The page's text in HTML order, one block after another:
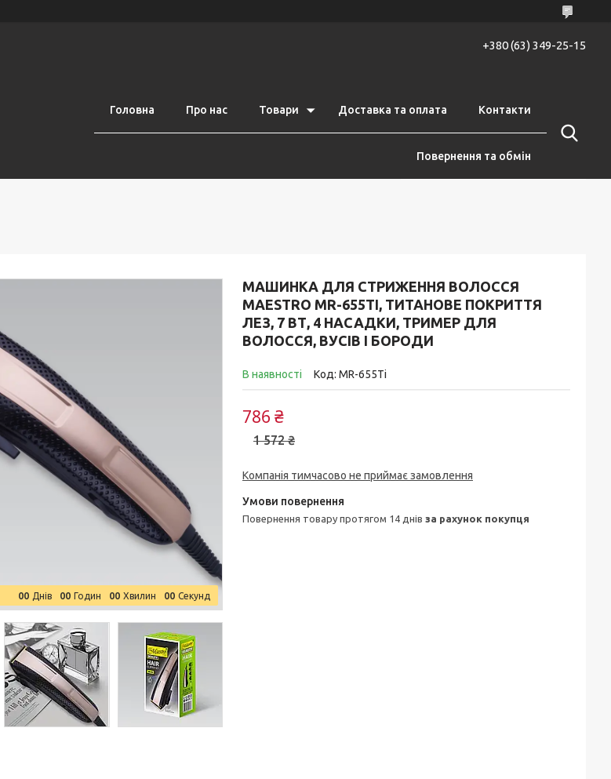
+380 (63) 349-25-15
Головна Про нас Товари Доставка та оплата Контакти
Повернення та обмін
МАШИНКА ДЛЯ СТРИЖЕННЯ ВОЛОССЯ
MAESTRO MR-655TI, ТИТАНОВЕ ПОКРИТТЯ
ЛЕЗ, 7 ВТ, 4 НАСАДКИ, ТРИМЕР ДЛЯ
ВОЛОССЯ, ВУСІВ І БОРОДИ
В наявності Код: MR-655Ti
1 572 ₴
786 ₴
Компанія тимчасово не приймає замовлення
повернення товару протягом 14 днів за рахунок покупця
00 Днів 00 Годин 00 Хвилин 00 Секунд